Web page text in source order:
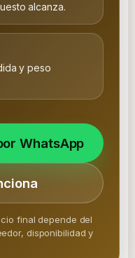
alcanza.
y peso
WhatsApp
final depende del
disponibilidad y